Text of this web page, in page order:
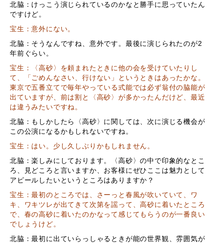
北脇：けっこう演じられているのかなと勝手に思っていたん
ですけど。
宝生：意外にない。
北脇：そうなんですね、意外です。最後に演じられたのが2
年前ぐらい。
宝生：〈高砂〉を頼まれたときに他の会を受けていたりし
て、「ごめんなさい、行けない」というときはあったかな。
東京で五番立てで毎年やっている式能では必ず翁付の脇能が
出ていますが、前は割と〈高砂〉が多かったんだけど、最近
は違うみたいですね。
北脇：もしかしたら〈高砂〉に関しては、次に演じる機会が
この公演になるかもしれないですね。
宝生：はい。少し久しぶりかもしれません。
北脇：楽しみにしております。〈高砂〉の中で印象的なとこ
ろ、見どころと言いますか、お客様にぜひここは魅力として
アピールしたいというところはありますか？
宝生：最初のところでは、さーっと春風が吹いていて、ワ
キ、ワキツレが出てきて次第を謡って、高砂に着いたところ
で、春の高砂に着いたのかなって感じてもらうのが一番良い
でしょうけど。
北脇：最初に出ていらっしゃるときが能の世界観、雰囲気が